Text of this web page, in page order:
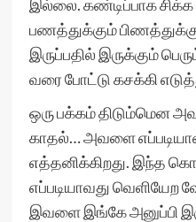
இல்லை. கண்டிப்பாக சிக்க
பணத்துக்கும்
இருப்பதில் இருக்கும்
வரை போட்டு கசக்கி
ஒரு பக்கம் திடும்மென
காதல்… அவளை
எத்தனிக்கிறது. இந்த
எப்படியாவது வெளியேற
இவளை இங்கே அனுப்பி